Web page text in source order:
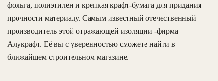
фольга, полиэтилен и крепкая крафт-бумага для придания
прочности материалу. Самым известный отечественный
производитель этой отражающей изоляции -фирма
Алукрафт. Её вы с уверенностью сможете найти в
ближайшем строительном магазине.